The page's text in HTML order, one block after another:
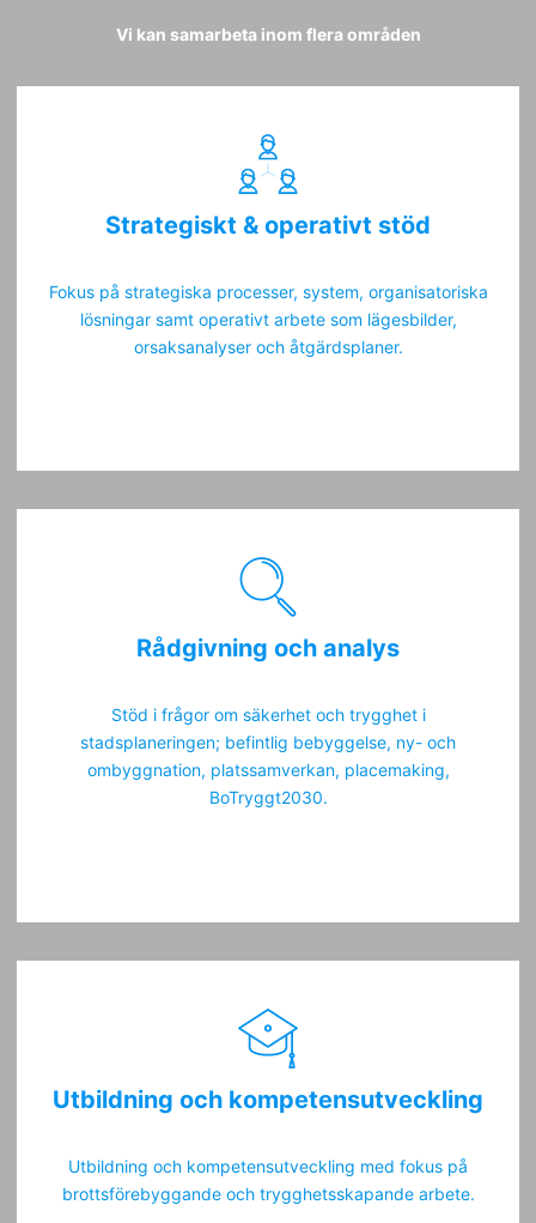
Vi kan samarbeta inom flera områden
Strategiskt & operativt stöd
Fokus på strategiska processer, system, organisatoriska
lösningar samt operativt arbete som lägesbilder,
orsaksanalyser och åtgärdsplaner.
Rådgivning och analys
Stöd i frågor om säkerhet och trygghet i
stadsplaneringen; befintlig bebyggelse, ny- och
ombyggnation, platssamverkan, placemaking,
BoTryggt2030.
Utbildning och kompetensutveckling
Utbildning och kompetensutveckling med fokus på
brottsförebyggande och trygghetsskapande arbete.